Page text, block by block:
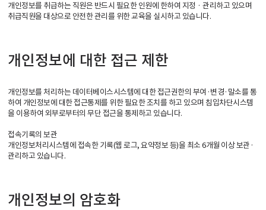
개인정보를 취급하는 직원은 반드시 필요한 인원에 한하여 지정 · 관리하고 있으며
취급직원을 대상으로 안전한 관리를 위한 교육을 실시하고 있습니다.
개인정보에 대한 접근 제한
개인정보를 처리하는 데이터베이스시스템에 대한 접근권한의 부여·변경·말소를 통
하여 개인정보에 대한 접근통제를 위한 필요한 조치를 하고 있으며 침입차단시스템
을 이용하여 외부로부터의 무단 접근을 통제하고 있습니다.
접속기록의 보관
개인정보처리시스템에 접속한 기록(웹 로그, 요약정보 등)을 최소 6개월 이상 보관·
관리하고 있습니다.
개인정보의 암호화